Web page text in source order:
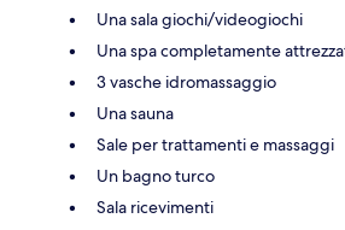
Una sala giochi/videogiochi
Una spa completamente
3 vasche idromassaggio
Una sauna
Sale per trattamenti e massaggi
Un bagno turco
Sala ricevimenti